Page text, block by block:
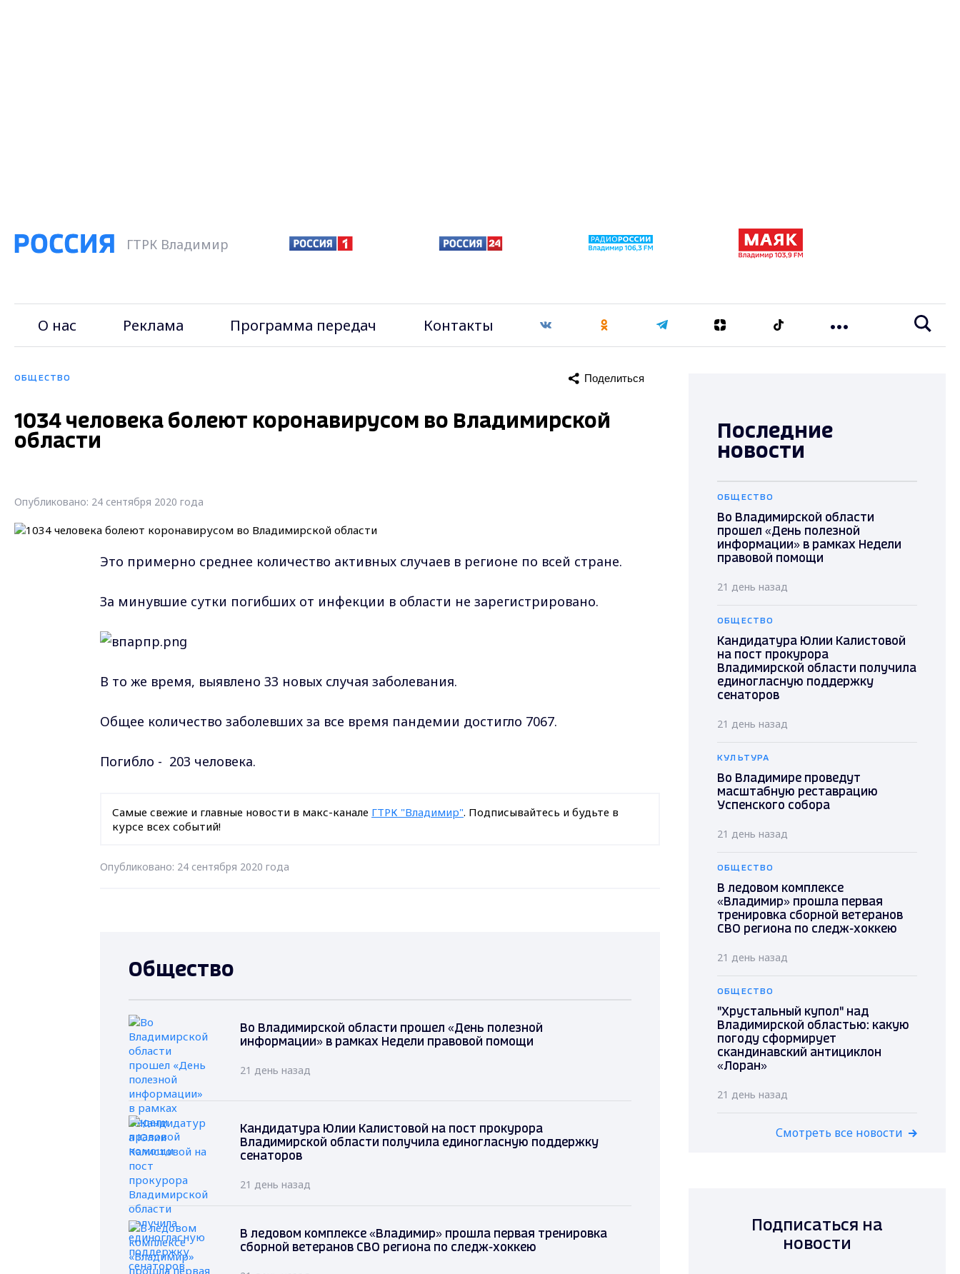
ГТРК Владимир
О нас Реклама Программа передач Контакты
ОБЩЕСТВО Поделиться
1034 человека болеют коронавирусом во Владимирской
области
Опубликовано: 24 сентября 2020 года
Это примерно среднее количество активных случаев в регионе по всей стране.
За минувшие сутки погибших от инфекции в области не зарегистрировано.
В то же время, выявлено 33 новых случая заболевания.
Общее количество заболевших за все время пандемии достигло 7067.
Погибло - 203 человека.
Самые свежие и главные новости в макс-канале ГТРК "Владимир". Подписывайтесь и будьте в
курсе всех событий!
Опубликовано: 24 сентября 2020 года
Общество
Во Владимирской области прошел «День полезной
информации» в рамках Недели правовой помощи
21 день назад
Кандидатура Юлии Калистовой на пост прокурора
Владимирской области получила единогласную поддержку
сенаторов
21 день назад
В ледовом комплексе «Владимир» прошла первая тренировка
сборной ветеранов СВО региона по следж-хоккею
Последние
новости
ОБЩЕСТВО
Во Владимирской области
прошел «День полезной
информации» в рамках Недели
правовой помощи
21 день назад
ОБЩЕСТВО
Кандидатура Юлии Калистовой
на пост прокурора
Владимирской области получила
единогласную поддержку
сенаторов
21 день назад
КУЛЬТУРА
Во Владимире проведут
масштабную реставрацию
Успенского собора
21 день назад
ОБЩЕСТВО
В ледовом комплексе
«Владимир» прошла первая
тренировка сборной ветеранов
СВО региона по следж-хоккею
21 день назад
ОБЩЕСТВО
"Хрустальный купол" над
Владимирской областью: какую
погоду сформирует
скандинавский антициклон
«Лоран»
21 день назад
Смотреть все новости
Подписаться на
новости